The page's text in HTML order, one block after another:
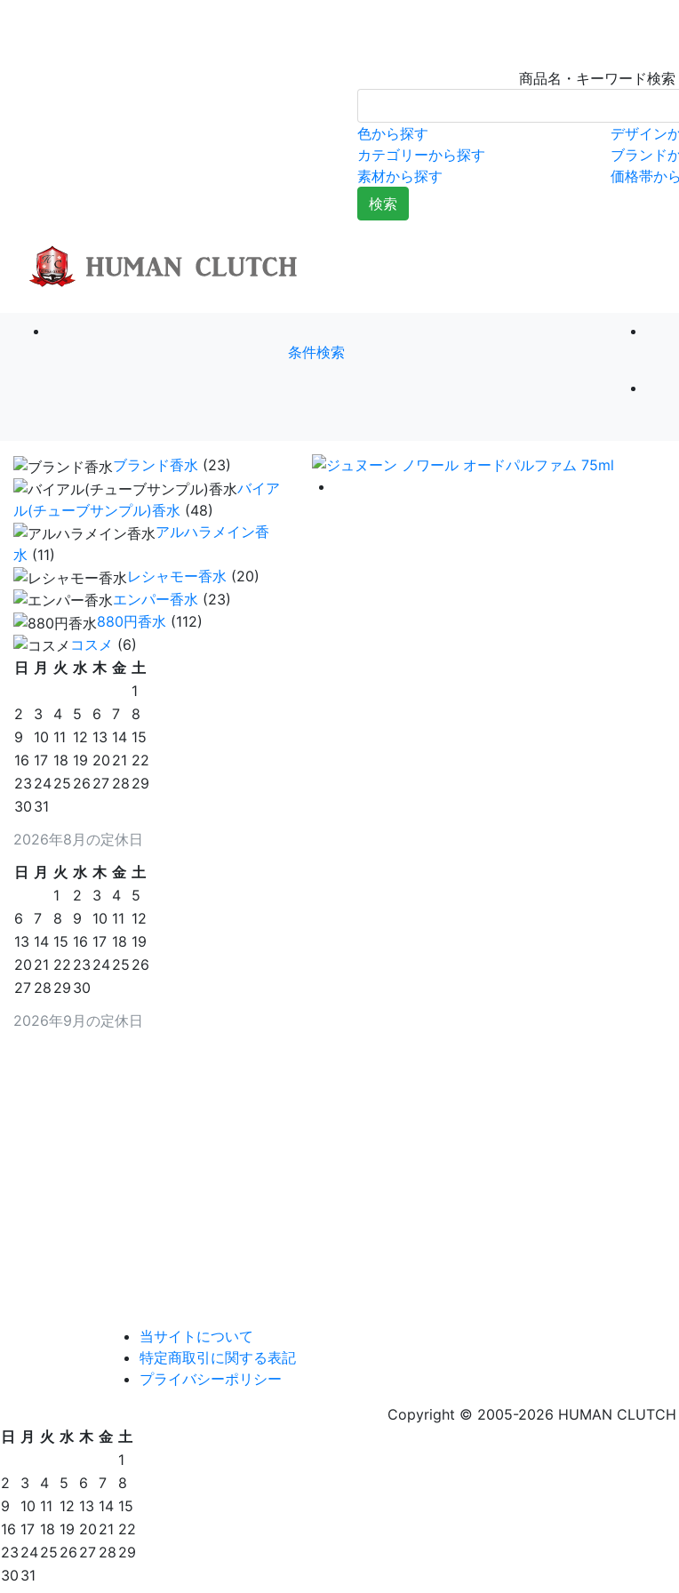
商品名・キーワード検索
色から探す
デザイン
カテゴリーから探す
ブランド
素材から探す
価格帯か
検索
条件検索
ブランド香水 (23)
バイア
ル(チューブサンプル)香水 (48)
アルハラメイン香
水 (11)
レシャモー香水 (20)
エンパー香水 (23)
880円香水 (112)
コスメ (6)
2026年8月の定休日
日 月 火 水 木 金 土
1
2
3 4 5 6 7
8
9
10 11 12 13 14 15
16 17 18 19 20 21 22
23 2425 26 27 28 29
30 31
2026年9月の定休日
日 月 火 水 木 金 土
1
2 3 4
5
6
7 8 9 10 11 12
13 14 15 16 17 18 19
20 21 22 23 2425 26
27 28 29 30
当サイトについて
特定商取引に関する表記
プライバシーポリシー
Copyright © 2005-2026 HUMAN
日 月 火 水 木 金 土
1
2
3 4 5 6 7
8
9
10 11 12 13 14 15
16 17 18 19 20 21 22
23 2425 26 27 28 29
30 31